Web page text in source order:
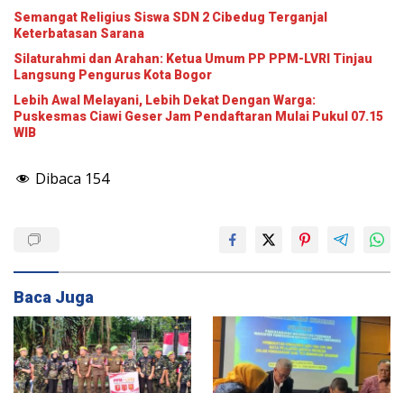
Semangat Religius Siswa SDN 2 Cibedug Terganjal
Keterbatasan Sarana
Silaturahmi dan Arahan: Ketua Umum PP PPM-LVRI Tinjau
Lebih Awal Melayani, Lebih Dekat Dengan Warga:
Puskesmas Ciawi Geser Jam Pendaftaran Mulai Pukul 07.15
Dibaca 154
Baca Juga